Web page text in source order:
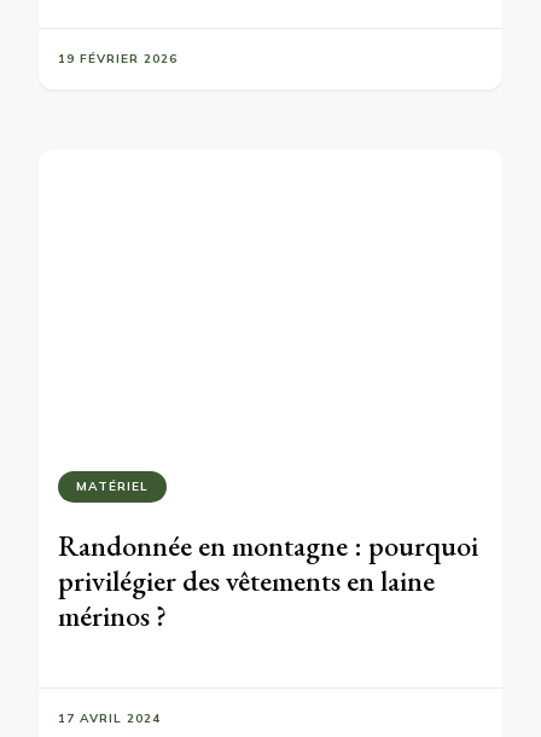
19 FÉVRIER 2026
MATÉRIEL
Randonnée en montagne : pourquoi
privilégier des vêtements en laine
mérinos ?
17 AVRIL 2024